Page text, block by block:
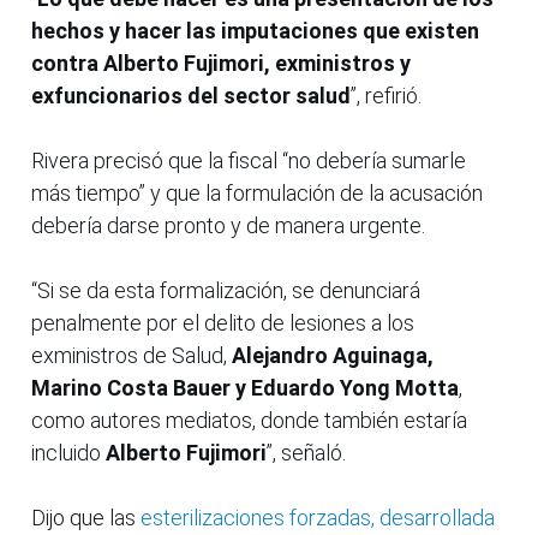
hechos y hacer las imputaciones que existen
contra Alberto Fujimori, exministros y
exfuncionarios del sector salud”, refirió.
Rivera precisó que la fiscal “no debería sumarle
más tiempo” y que la formulación de la acusación
debería darse pronto y de manera urgente.
“Si se da esta formalización, se denunciará
penalmente por el delito de lesiones a los
exministros de Salud, Alejandro Aguinaga,
Marino Costa Bauer y Eduardo Yong Motta,
como autores mediatos, donde también estaría
incluido Alberto Fujimori”, señaló.
Dijo que las esterilizaciones forzadas, desarrollada